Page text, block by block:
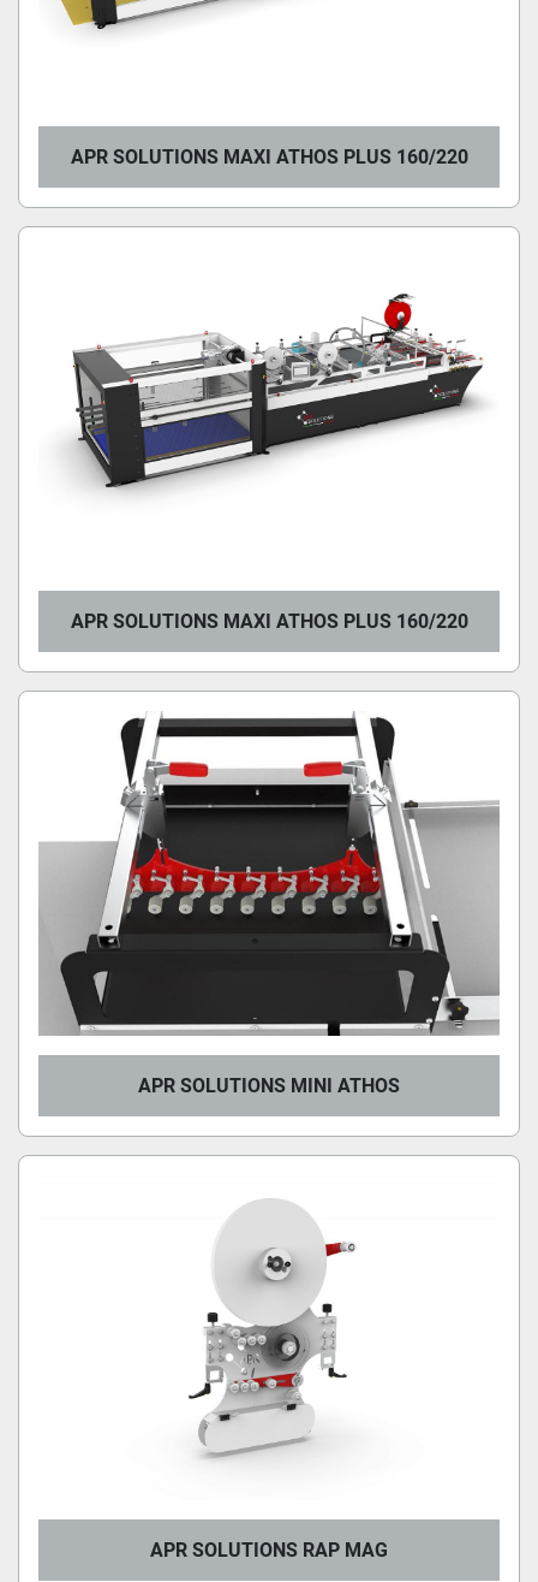
APR SOLUTIONS MAXI ATHOS PLUS 160/220
APR SOLUTIONS MAXI ATHOS PLUS 160/220
APR SOLUTIONS MINI ATHOS
APR SOLUTIONS RAP MAG